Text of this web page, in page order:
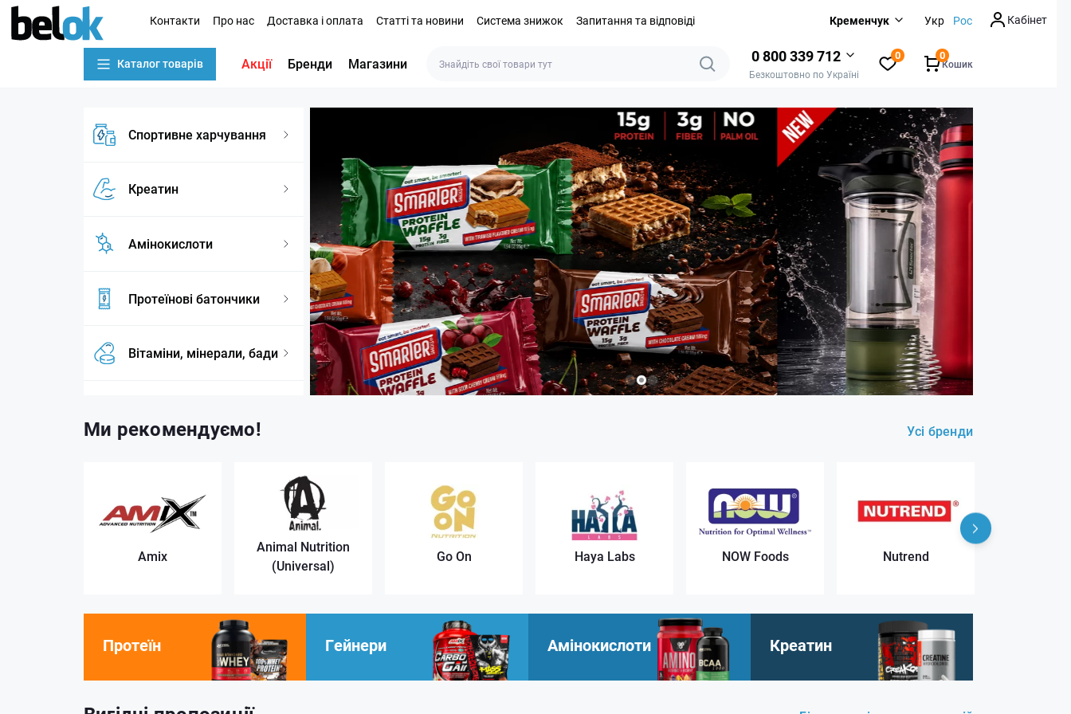
Контакти Про нас Доставка і оплата Статті та новини Система знижок Запитання та відповіді Кременчук Укр Рос Кабінет
Каталог товарів Акції Бренди Магазини 0 800 339 712
Безкоштовно по Україні
0
Кошик
0
Спортивне харчування
Креатин
Амінокислоти
Протеїнові батончики
Вітаміни, мінерали, бади
Нові товари
Ми рекомендуємо! Усі бренди
Amix
Animal Nutrition
(Universal)
Go On Haya Labs NOW Foods Nutrend
Протеїн Гейнери Амінокислоти Креатин